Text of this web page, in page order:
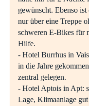
gewünscht. Ebenso
nur über eine Treppe
schweren E-Bikes für
Hilfe.
- Hotel Burrhus in
in die Jahre
zentral gelegen.
- Hotel Aptois in Apt:
Lage, Klimaanlage